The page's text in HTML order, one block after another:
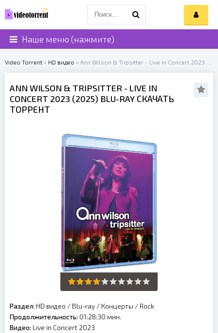
Наше меню (нажмите)
Video Torrent » HD видео » Ann Wilson & Tripsitter - Live in Concert 2023 (2025)
ANN WILSON & TRIPSITTER - LIVE IN
CONCERT 2023 (2025) BLU-RAY СКАЧАТЬ
ТОРРЕНТ
Раздел: HD видео / Blu-ray / Концерты / Rock
Продолжительность: 01:28:30 мин.
Видео: Live in Concert 2023